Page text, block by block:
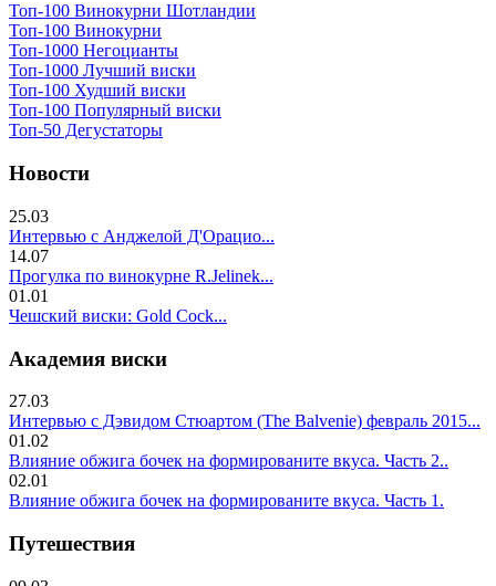
Топ-100 Винокурни Шотландии
Топ-100 Винокурни
Топ-1000 Негоцианты
Топ-1000 Лучший виски
Топ-100 Худший виски
Топ-100 Популярный виски
Топ-50 Дегустаторы
Новости
25.03
Интервью с Анджелой Д'Орацио...
14.07
Прогулка по винокурне R.Jelinek...
01.01
Чешский виски: Gold Cock...
Академия виски
27.03
Интервью с Дэвидом Стюартом (The Balvenie) февраль 2015...
01.02
Влияние обжига бочек на формированите вкуса. Часть 2..
02.01
Влияние обжига бочек на формированите вкуса. Часть 1.
Путешествия